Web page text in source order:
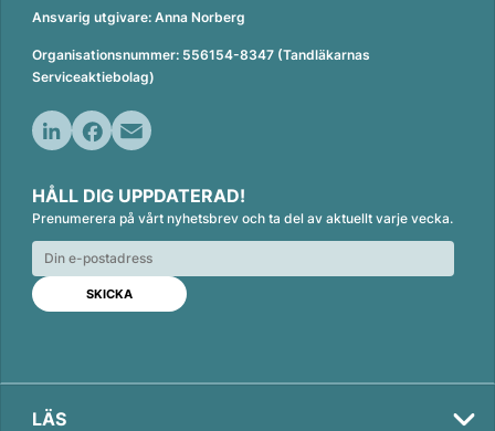
Ansvarig utgivare: Anna Norberg
Organisationsnummer: 556154-8347 (Tandläkarnas
Serviceaktiebolag)
n
k
e
d
n
c
e
b
o
o
k
a
i
l
HÅLL DIG UPPDATERAD!
Prenumerera på vårt nyhetsbrev och ta del av aktuellt varje vecka.
LÄS